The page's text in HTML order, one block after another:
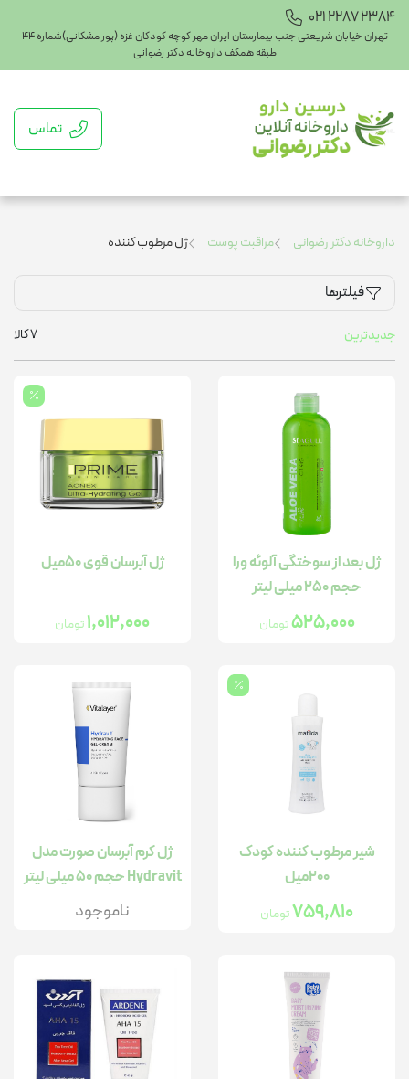
021 2287 2384
تهران خیابان شریعتی جنب بیمارستان ایران مهر کوچه کودکان غزه (پور مشکانی)شماره ۴۴
طبقه همکف داروخانه دکتر رضوانی
تماس
داروخانه دکتر رضوانی مراقبت پوست ژل مرطوب کننده
فیلترها
جدیدترین 7کالا
ژل بعد از سوختگی آلوئه ورا
حجم 250 میلی لیتر
525,000تومان
ژل آبرسان قوی 50میل
1,012,000تومان
شیر مرطوب کننده کودک
200میل
759,810تومان
ژل کرم آبرسان صورت مدل
Hydravit حجم 50 میلی لیتر
ناموجود